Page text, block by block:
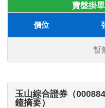
賣盤掛
價位
暫
玉山綜合證券（
鐘摘要）